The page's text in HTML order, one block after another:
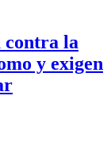
contra la
y exigen